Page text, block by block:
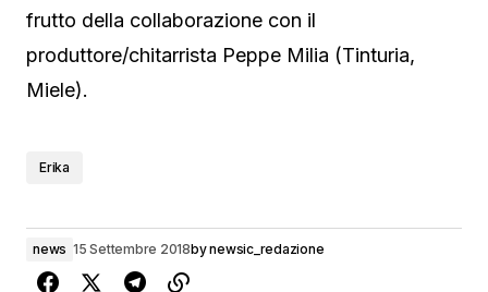
frutto della collaborazione con il
produttore/chitarrista Peppe Milia (Tinturia,
Miele).
Erika
news 15 Settembre 2018bynewsic_redazione